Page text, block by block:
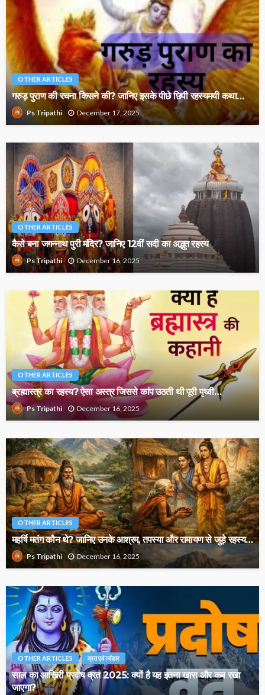
OTHER ARTICLES
गरुड़ पुराण की रचना किसने की? जानिए इसके पीछे छिपी रहस्यमयी कथा…
Ps Tripathi December 17, 2025
OTHER ARTICLES
कैसे बना जगन्नाथ पुरी मंदिर? जानिए 12वीं सदी का अद्भुत रहस्य
Ps Tripathi December 16, 2025
OTHER ARTICLES
ब्रह्मास्त्र का रहस्य? ऐसा अस्त्र जिससे कांप उठती थी पूरी पृथ्वी…
Ps Tripathi December 16, 2025
OTHER ARTICLES
महर्षि मतंग कौन थे? जानिए उनके आश्रम, तपस्या और रामायण से जुड़े रहस्य…
Ps Tripathi December 16, 2025
OTHER ARTICLES व्रत एवं त्योहार
साल का आख़िरी प्रदोष व्रत 2025: क्यों है यह इतना खास और कब रखा
जाएगा?